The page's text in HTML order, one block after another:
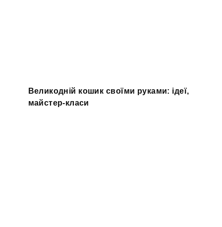
Великодній кошик своїми руками: ідеї,
майстер-класи